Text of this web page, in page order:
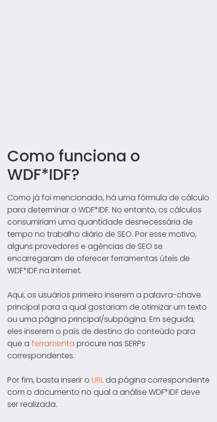
Como funciona o
WDF*IDF?
Como já foi mencionado, há uma fórmula de cálculo
para determinar o WDF*IDF. No entanto, os cálculos
consumiriam uma quantidade desnecessária de
tempo no trabalho diário de SEO. Por esse motivo,
alguns provedores e agências de SEO se
encarregaram de oferecer ferramentas úteis de
WDF*IDF na Internet.
Aqui, os usuários primeiro inserem a palavra-chave
principal para a qual gostariam de otimizar um texto
ou uma página principal/subpágina. Em seguida,
eles inserem o país de destino do conteúdo para
que a ferramenta procure nas SERPs
correspondentes.
Por fim, basta inserir o URLda página correspondente
com o documento no qual a análise WDF*IDF deve
ser realizada.